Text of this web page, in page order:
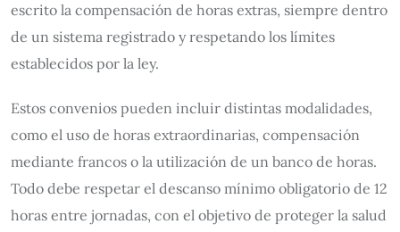
escrito la compensación de horas extras, siempre dentro
de un sistema registrado y respetando los límites
establecidos por la ley.
Estos convenios pueden incluir distintas modalidades,
como el uso de horas extraordinarias, compensación
mediante francos o la utilización de un banco de horas.
Todo debe respetar el descanso mínimo obligatorio de 12
horas entre jornadas, con el objetivo de proteger la salud